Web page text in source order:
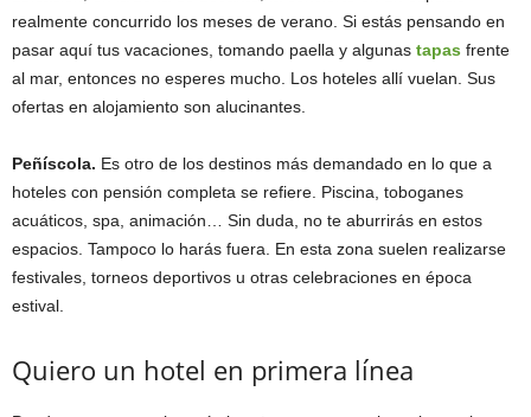
realmente concurrido los meses de verano. Si estás pensando en
pasar aquí tus vacaciones, tomando paella y algunas tapas frente
al mar, entonces no esperes mucho. Los hoteles allí vuelan. Sus
ofertas en alojamiento son alucinantes.
Peñíscola. Es otro de los destinos más demandado en lo que a
hoteles con pensión completa se refiere. Piscina, toboganes
acuáticos, spa, animación… Sin duda, no te aburrirás en estos
espacios. Tampoco lo harás fuera. En esta zona suelen realizarse
festivales, torneos deportivos u otras celebraciones en época
estival.
Quiero un hotel en primera línea